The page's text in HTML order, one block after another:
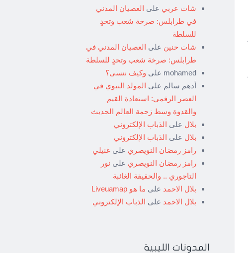
شات عربي على العصيان المدني
في طرابلس: صرخة شعب وتحدٍ
للسلطة
شات حنين على العصيان المدني في
طرابلس: صرخة شعب وتحدٍ للسلطة
mohamed على وكيف ننسى؟
أدهم سالم على المولد النبوي في
العصر الرقمي: استعادة القيم
والقدوة وسط زحمة العالم الحديث
بلال على الذباب الإلكتروني
بلال على الذباب الإلكتروني
رامز رمضان النويصري على غنيلي
رامز رمضان النويصري على نور
التاجوري .. والحقيقة الغائبة
بلال الاحمد على ما هو Liveuamap
بلال الاحمد على الذباب الإلكتروني
المدونات الليبية